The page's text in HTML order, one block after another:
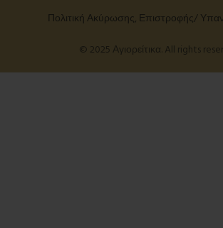
Πολιτική Ακύρωσης, Επιστροφής/
© 2025 Αγιορείτικα. All rights